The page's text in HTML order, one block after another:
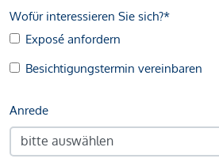
Wofür interessieren Sie sich?*
Exposé anfordern
Besichtigungstermin vereinbaren
Anrede